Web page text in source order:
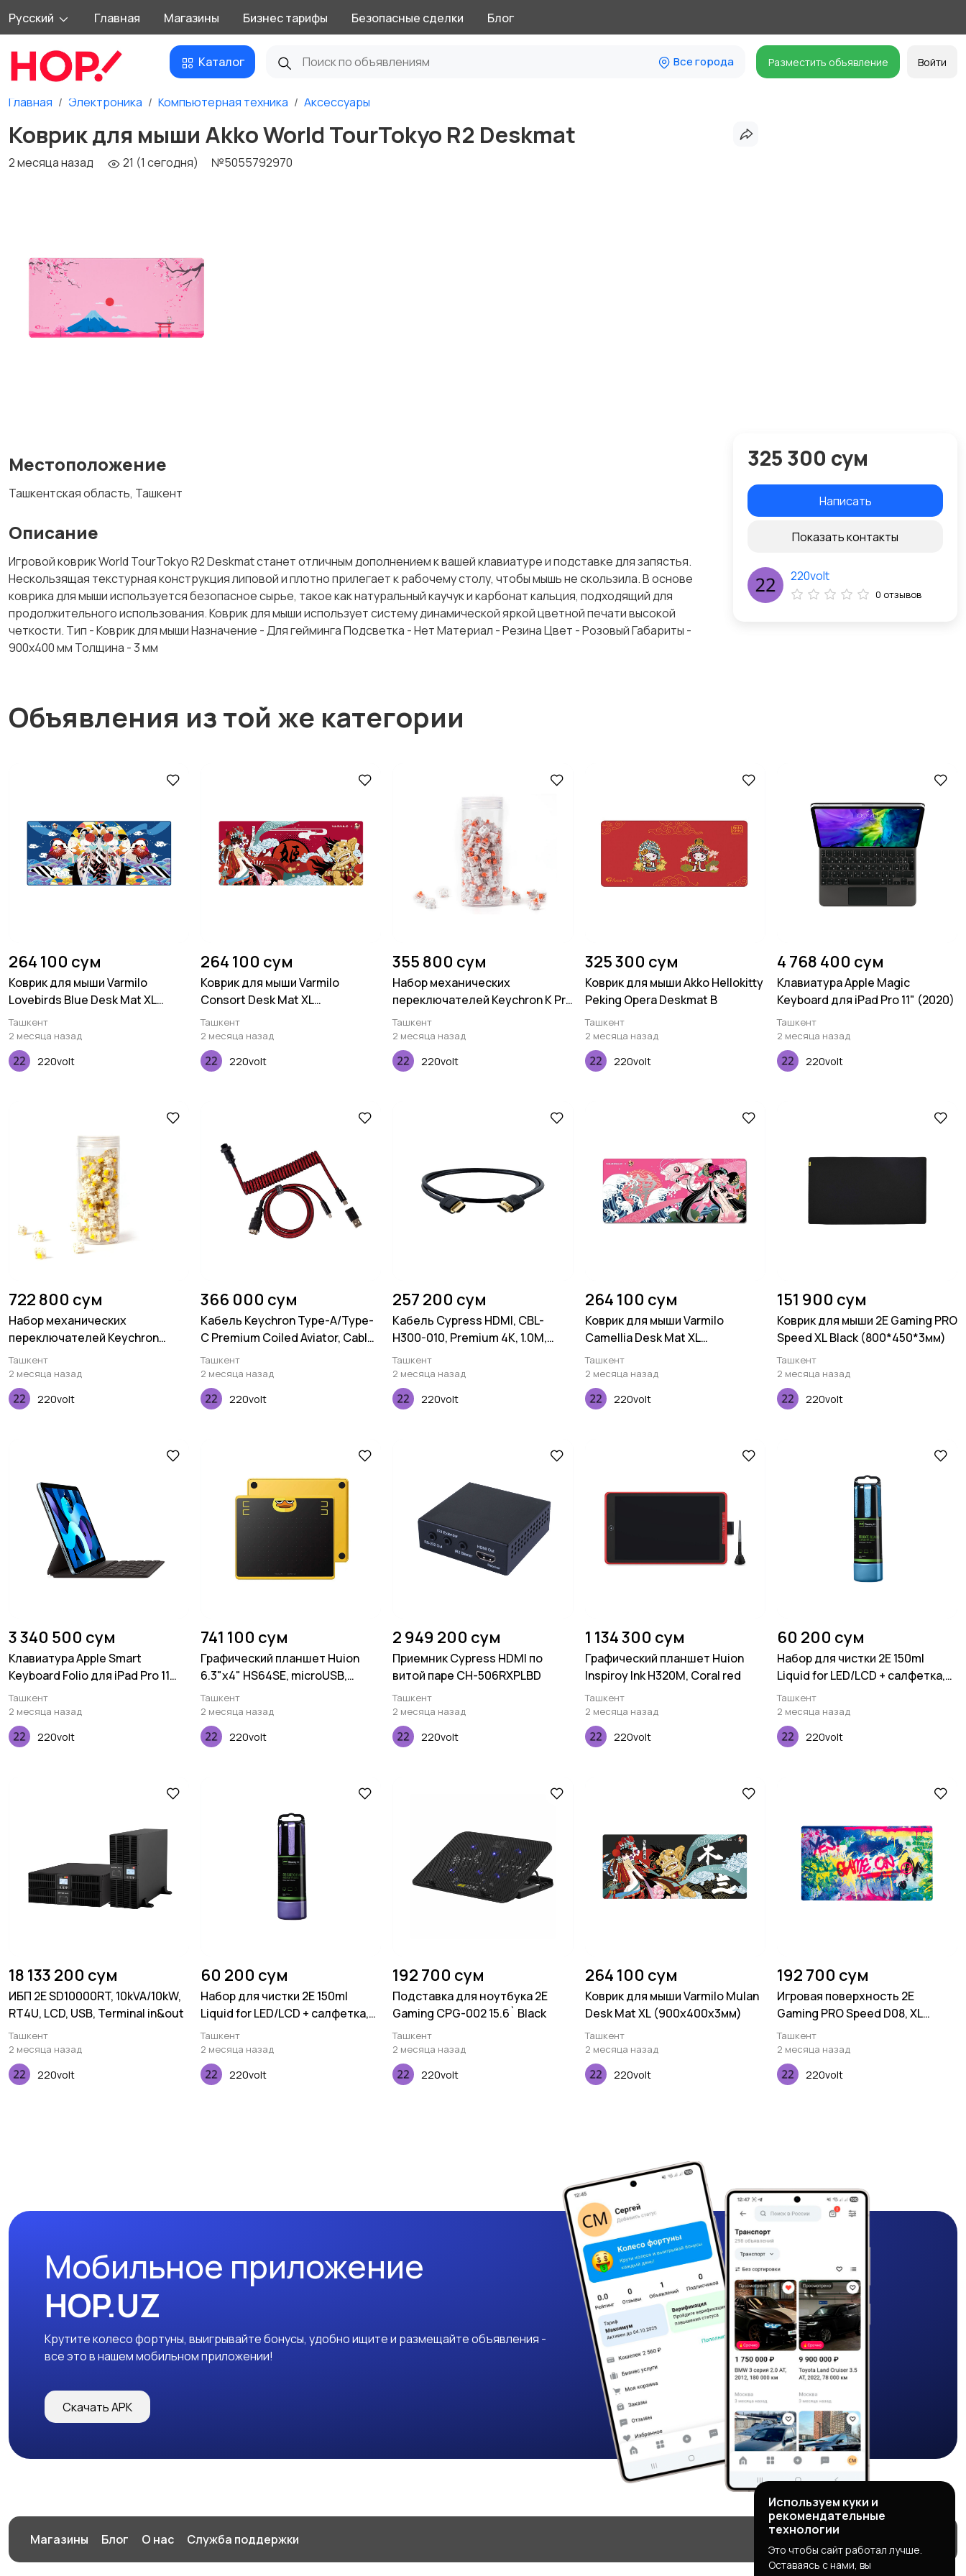
Русский Главная Магазины Бизнес тарифы Безопасные сделки Блог
Каталог Все города Разместить объявление Войти
Главная Электроника Компьютерная техника Аксессуары
Коврик для мыши Akko World TourTokyo R2 Deskmat
2 месяца назад 21 (1 сегодня) №5055792970
Местоположение
Ташкентская область, Ташкент
Описание
Игровой коврик World TourTokyo R2 Deskmat станет отличным дополнением к вашей клавиатуре и подставке для запястья.
Нескользящая текстурная конструкция липовой и плотно прилегает к рабочему столу, чтобы мышь не скользила. В основе
коврика для мыши используется безопасное сырье, такое как натуральный каучук и карбонат кальция, подходящий для
продолжительного использования. Коврик для мыши использует систему динамической яркой цветной печати высокой
четкости. Тип - Коврик для мыши Назначение - Для гейминга Подсветка - Нет Материал - Резина Цвет - Розовый Габариты -
900х400 мм Толщина - 3 мм
325 300 сум
Написать
Показать контакты
220volt
0 отзывов
Объявления из той же категории
264 100 сум
Коврик для мыши Varmilo
Lovebirds Blue Desk Mat XL
(900х400х3мм)
Ташкент
2 месяца назад
220volt
264 100 сум
Коврик для мыши Varmilo
Consort Desk Mat XL
(900х400х3мм)
Ташкент
2 месяца назад
220volt
355 800 сум
Набор механических
переключателей Keychron K Pro
Silent Red, 110 pcs
Ташкент
2 месяца назад
220volt
325 300 сум
Коврик для мыши Akko Hellokitty
Peking Opera Deskmat B
Ташкент
2 месяца назад
220volt
4 768 400 сум
Клавиатура Apple Magic
Keyboard для iPad Pro 11" (2020)
Ташкент
2 месяца назад
220volt
722 800 сум
Набор механических
переключателей Keychron
Gateron Silent, Yellow, 110 pcs
Ташкент
2 месяца назад
220volt
366 000 сум
Кабель Keychron Type-A/Type-
C Premium Coiled Aviator, Cable-
Straight, Red
Ташкент
2 месяца назад
220volt
257 200 сум
Кабель Cypress HDMI, CBL-
H300-010, Premium 4K, 1.0M,
30AWG
Ташкент
2 месяца назад
220volt
264 100 сум
Коврик для мыши Varmilo
Camellia Desk Mat XL
(900х400х3мм)
Ташкент
2 месяца назад
220volt
151 900 сум
Коврик для мыши 2E Gaming PRO
Speed XL Black (800*450*3мм)
Ташкент
2 месяца назад
220volt
3 340 500 сум
Клавиатура Apple Smart
Keyboard Folio для iPad Pro 11
(2020)
Ташкент
2 месяца назад
220volt
741 100 сум
Графический планшет Huion
6.3"x4" HS64SE, microUSB,
черный
Ташкент
2 месяца назад
220volt
2 949 200 сум
Приемник Cypress HDMI по
витой паре CH-506RXPLBD
Ташкент
2 месяца назад
220volt
1 134 300 сум
Графический планшет Huion
Inspiroy Ink H320M, Coral red
Ташкент
2 месяца назад
220volt
60 200 сум
Набор для чистки 2E 150ml
Liquid for LED/LCD + салфетка,
Blue
Ташкент
2 месяца назад
220volt
18 133 200 сум
ИБП 2E SD10000RT, 10kVA/10kW,
RT4U, LCD, USB, Terminal in&out
Ташкент
2 месяца назад
220volt
60 200 сум
Набор для чистки 2E 150ml
Liquid for LED/LCD + салфетка,
Violet
Ташкент
2 месяца назад
220volt
192 700 сум
Подставка для ноутбука 2E
Gaming CPG-002 15.6` Black
Ташкент
2 месяца назад
220volt
264 100 сум
Коврик для мыши Varmilo Mulan
Desk Mat XL (900х400х3мм)
Ташкент
2 месяца назад
220volt
192 700 сум
Игровая поверхность 2E
Gaming PRO Speed D08, XL
(800x450x3мм), многоцветный
Ташкент
2 месяца назад
220volt
Мобильное приложение
HOP.UZ
Крутите колесо фортуны, выигрывайте бонусы, удобно ищите и размещайте объявления -
все это в нашем мобильном приложении!
Скачать APK
Магазины Блог О нас Служба поддержки
Используем куки и
рекомендательные
технологии
Это чтобы сайт работал лучше.
Оставаясь с нами, вы